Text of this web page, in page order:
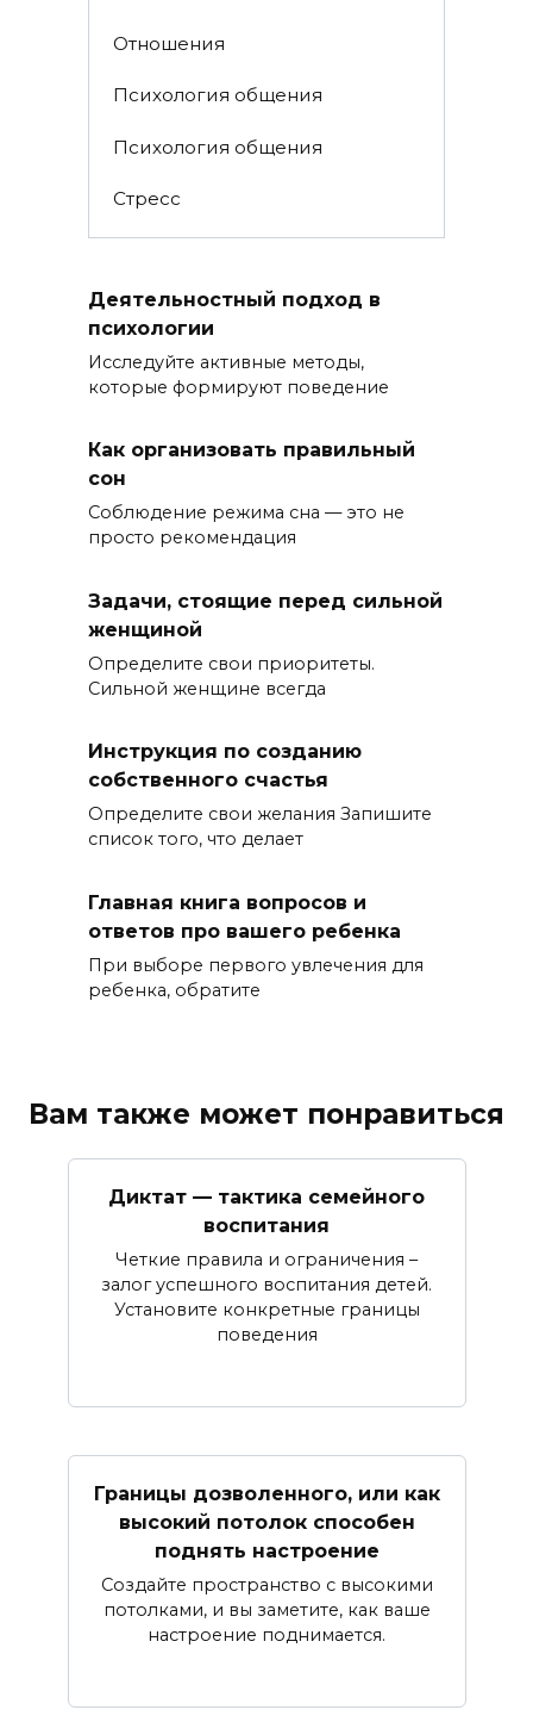
Отношения
Психология общения
Психология общения
Стресс
Деятельностный подход в
психологии
Исследуйте активные методы,
которые формируют поведение
Как организовать правильный
сон
Соблюдение режима сна — это не
просто рекомендация
Задачи, стоящие перед сильной
женщиной
Определите свои приоритеты.
Сильной женщине всегда
Инструкция по созданию
собственного счастья
Определите свои желания Запишите
список того, что делает
Главная книга вопросов и
ответов про вашего ребенка
При выборе первого увлечения для
ребенка, обратите
Вам также может понравиться
Диктат — тактика семейного
воспитания
Четкие правила и ограничения –
залог успешного воспитания детей.
Установите конкретные границы
поведения
Границы дозволенного, или как
высокий потолок способен
поднять настроение
Создайте пространство с высокими
потолками, и вы заметите, как ваше
настроение поднимается.